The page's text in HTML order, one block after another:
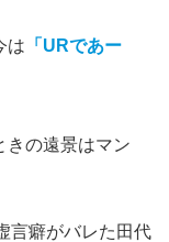
は 「URであー
きの遠景はマン
言癖がバレた田代